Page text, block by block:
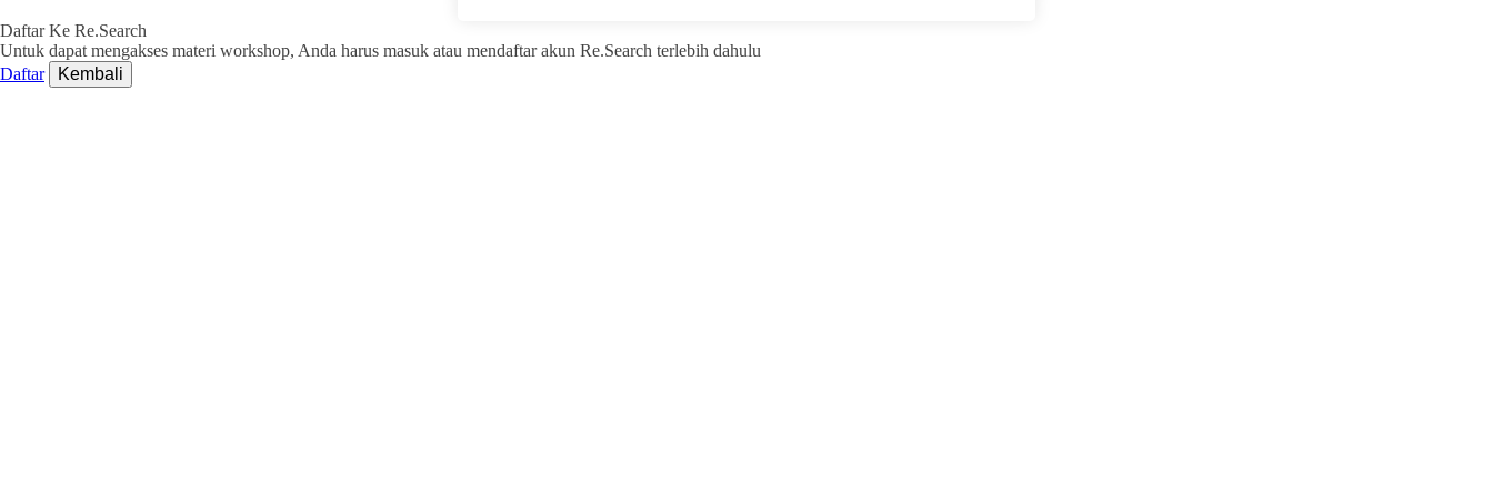
Daftar Ke Re.Search
Untuk dapat mengakses materi workshop, Anda harus masuk atau mendaftar akun Re.Search terlebih dahulu
Daftar
Kembali